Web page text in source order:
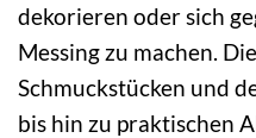
dekorieren oder sich
Messing zu machen.
Schmuckstücken und
bis hin zu praktischen